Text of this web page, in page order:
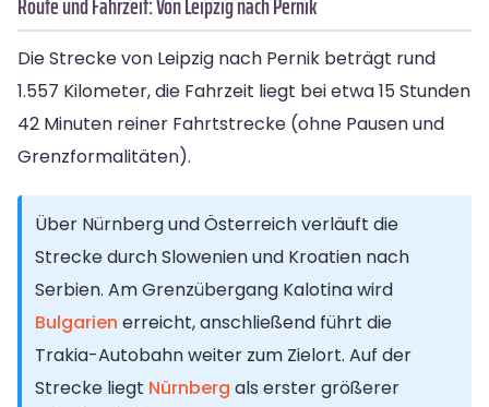
Die Strecke von Leipzig nach Pernik beträgt rund
1.557 Kilometer, die Fahrzeit liegt bei etwa 15 Stunden
42 Minuten reiner Fahrtstrecke (ohne Pausen und
Grenzformalitäten).
Über Nürnberg und Österreich verläuft die
Strecke durch Slowenien und Kroatien nach
Serbien. Am Grenzübergang Kalotina wird
Bulgarien erreicht, anschließend führt die
Trakia-Autobahn weiter zum Zielort. Auf der
Strecke liegt Nürnberg als erster größerer